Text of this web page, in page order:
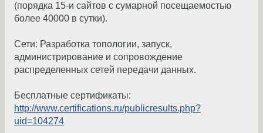
(порядка 15-и сайтов с сумарной посещаемостью
более 40000 в сутки).
Сети: Разработка топологии, запуск,
администрирование и сопровождение
распределенных сетей передачи данных.
Бесплатные сертификаты:
http://www.certifications.ru/publicresults.php?
uid=104274